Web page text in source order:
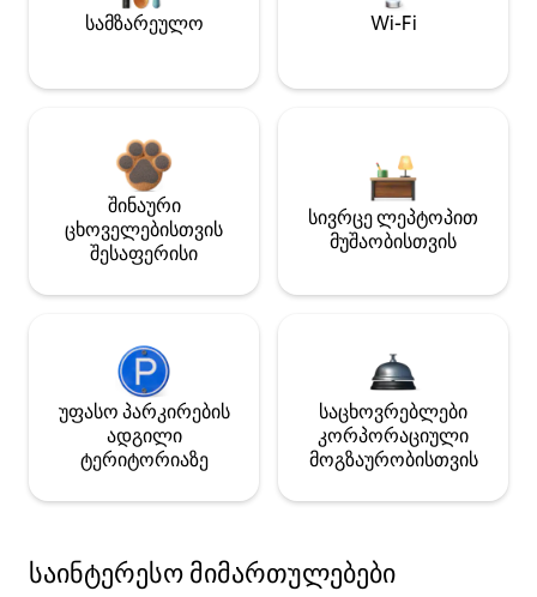
სამზარეულო Wi-Fi
შინაური
ცხოველებისთვის
შესაფერისი
სივრცე ლეპტოპით
მუშაობისთვის
უფასო პარკირების
ადგილი
ტერიტორიაზე
საცხოვრებლები
კორპორაციული
მოგზაურობისთვის
საინტერესო მიმართულებები